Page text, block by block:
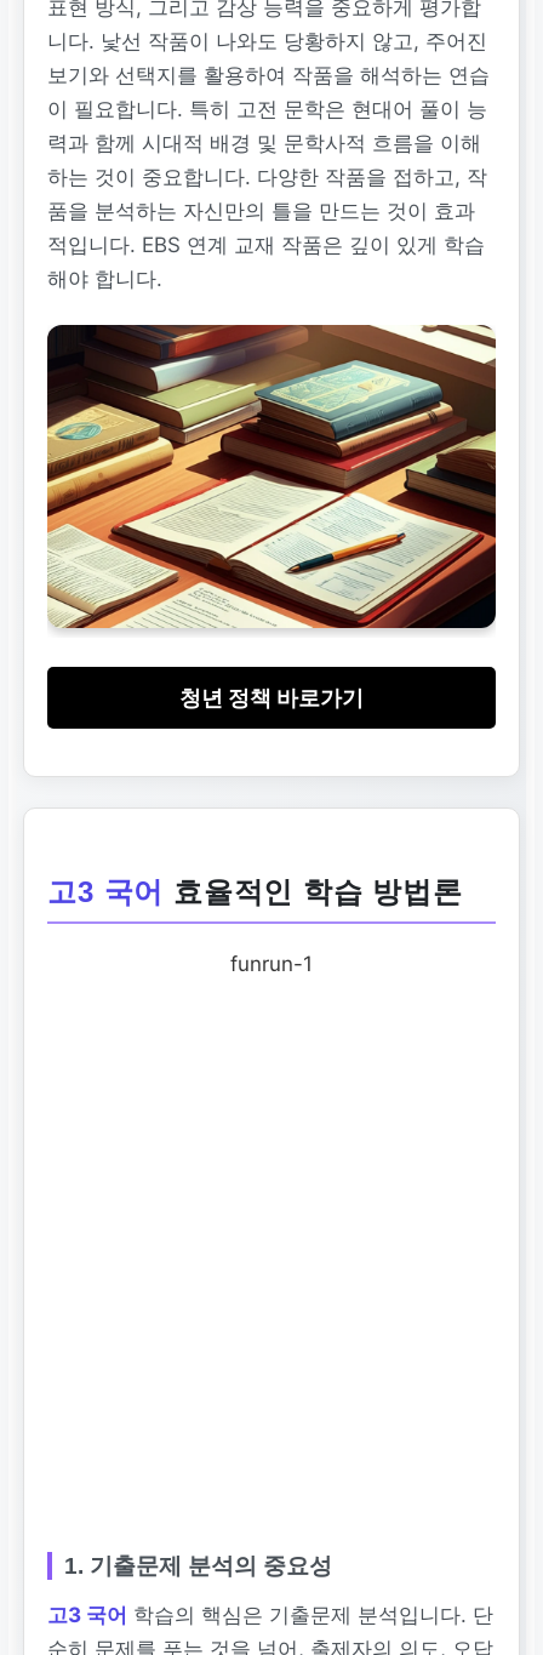
표현 방식, 그리고 감상 능력을 중요하게 평가합
니다. 낯선 작품이 나와도 당황하지 않고, 주어진
보기와 선택지를 활용하여 작품을 해석하는 연습
이 필요합니다. 특히 고전 문학은 현대어 풀이 능
력과 함께 시대적 배경 및 문학사적 흐름을 이해
하는 것이 중요합니다. 다양한 작품을 접하고, 작
품을 분석하는 자신만의 틀을 만드는 것이 효과
적입니다. EBS 연계 교재 작품은 깊이 있게 학습
해야 합니다.
청년 정책 바로가기
고3 국어 효율적인 학습 방법론
funrun-1
1. 기출문제 분석의 중요성
고3 국어 학습의 핵심은 기출문제 분석입니다. 단
순히 문제를 푸는 것을 넘어, 출제자의 의도, 오답